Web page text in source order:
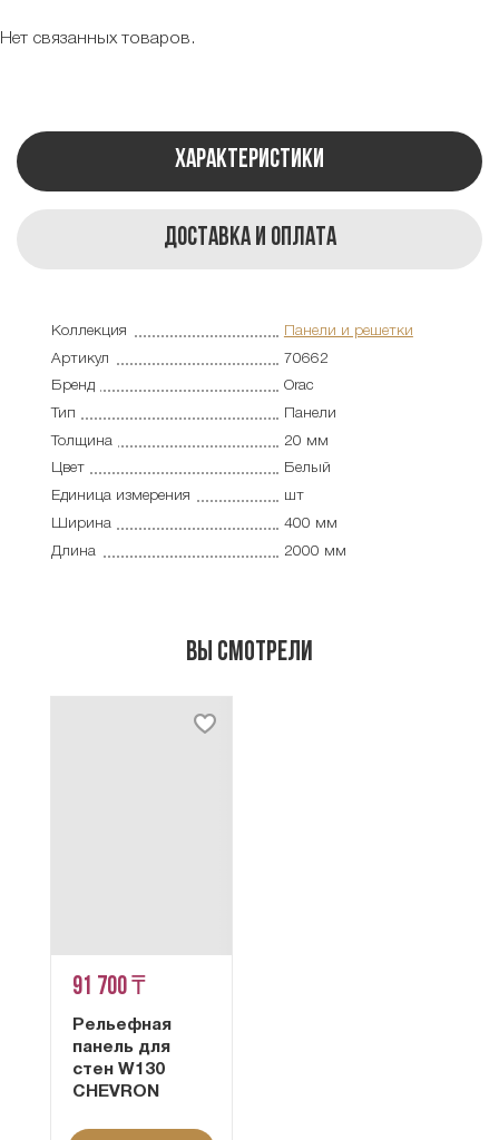
Нет связанных товаров.
Характеристики
Доставка и оплата
Коллекция
Панели и решетки
Артикул
70662
Бренд
Orac
Тип
Панели
Толщина
20 мм
Цвет
Белый
Единица измерения
шт
Ширина
400 мм
Длина
2000 мм
Вы смотрели
91 700 ₸
Рельефная
панель для
стен W130
CHEVRON